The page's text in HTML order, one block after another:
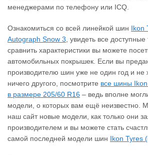
менеджерами по телефону или ICQ.
Ознакомиться со всей линейкой шин Ikon
Autograph Snow 3, увидеть все
сравнить характеристики вы можете
автомобильных покрышек. Если вы
производителю шин уже не один год и не
ничего другого, посмотрите все шины
в размере 205/60 R16 – ведь вполне
модели, о которых вам ещё неизвестно.
наш сайт новые модели, как только они
производителем и вы можете стать
самой последней модели шин Ikon Tyres